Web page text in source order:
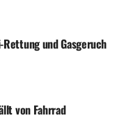
und Gasgeruch
von Fahrrad